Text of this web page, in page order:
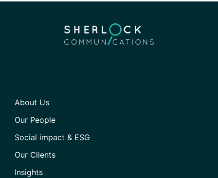
About Us
Our People
Social impact & ESG
Our Clients
Insights